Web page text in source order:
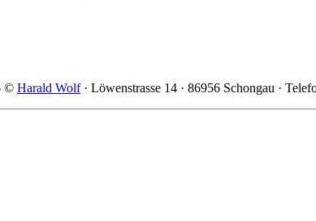
© Harald Wolf· Löwenstrasse 14 · 86956 Schongau ·